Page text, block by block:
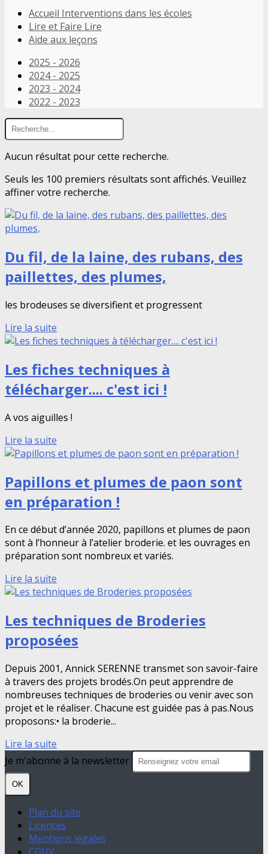
Accueil Interventions dans les écoles
Lire et Faire Lire
Aide aux leçons
2025 - 2026
2024 - 2025
2023 - 2024
2022 - 2023
Aucun résultat pour cette recherche.
Seuls les 100 premiers résultats sont affichés. Veuillez
affiner votre recherche.
Du fil, de la laine, des rubans, des
paillettes, des plumes,
les brodeuses se diversifient et progressent
Lire la suite
Les fiches techniques à
télécharger.... c'est ici !
A vos aiguilles !
Lire la suite
Papillons et plumes de paon sont
en préparation !
En ce début d’année 2020, papillons et plumes de paon
sont à l’honneur à l’atelier broderie. et les ouvrages en
préparation sont nombreux et variés.
Lire la suite
Les techniques de Broderies
proposées
Depuis 2001, Annick SERENNE transmet son savoir-faire
à travers des projets brodés.On peut apprendre de
nombreuses techniques de broderies ou venir avec son
projet et le réaliser. Chacune est guidée pas à pas.Nous
proposons:• la broderie...
Lire la suite
Je m'abonne à la newsletter
OK
Plan du site
Licences
Mentions légales